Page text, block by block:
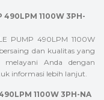
490LPM 1100W 3PH-
PUMP 490LPM 1100W
dan kualitas yang
Anda dengan
informasi lebih lanjut.
1100W 3PH-NA